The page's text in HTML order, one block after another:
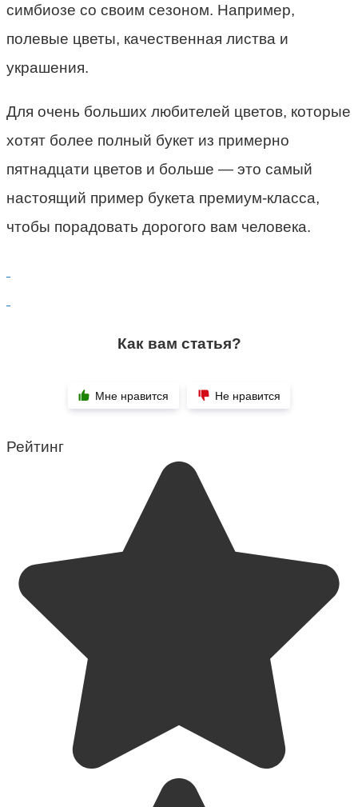
симбиозе со своим сезоном. Например,
полевые цветы, качественная листва и
украшения.
Для очень больших любителей цветов, которые
хотят более полный букет из примерно
пятнадцати цветов и больше — это самый
настоящий пример букета премиум-класса,
чтобы порадовать дорогого вам человека.
Как вам статья?
Мне нравится Не нравится
Рейтинг